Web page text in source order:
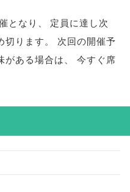
となり
定員に達し次
切ります。
次回の開催予
がある場合は
今すぐ席